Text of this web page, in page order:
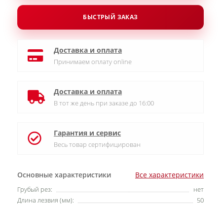
Основные характеристики Все характеристики
Грубый рез:
нет
Длина лезвия (мм):
50
БЫСТРЫЙ ЗАКАЗ
Доставка и оплата
Принимаем оплату online
Доставка и оплата
В тот же день при заказе до 16:00
Гарантия и сервис
Весь товар сертифицирован